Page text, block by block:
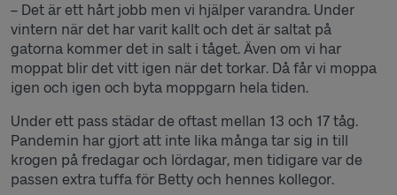
– Det är ett hårt jobb men vi hjälper varandra. Under
vintern när det har varit kallt och det är saltat på
gatorna kommer det in salt i tåget. Även om vi har
moppat blir det vitt igen när det torkar. Då får vi moppa
igen och igen och byta moppgarn hela tiden.
Under ett pass städar de oftast mellan 13 och 17 tåg.
Pandemin har gjort att inte lika många tar sig in till
krogen på fredagar och lördagar, men tidigare var de
passen extra tuffa för Betty och hennes kollegor.